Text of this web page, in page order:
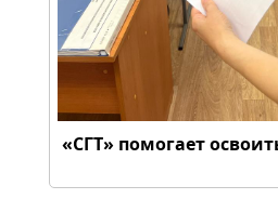
«СГТ» помогает